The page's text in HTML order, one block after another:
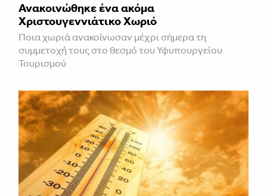
Ανακοινώθηκε ένα ακόμα
Χριστουγεννιάτικο Χωριό
Ποια χωριά ανακοίνωσαν μέχρι σήμερα τη
συμμετοχή τους στο θεσμό του Υφυπουργείου
Τουρισμού